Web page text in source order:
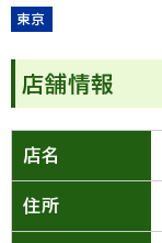
東京
店舗情報
店名
住所